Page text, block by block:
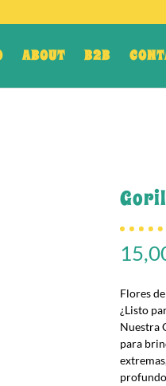
ABOUT B2B
Flores
¿Listo
Nuestra
para